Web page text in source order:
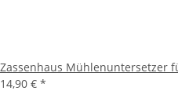
Zassenhaus Mühlenuntersetzer
14,90 € *